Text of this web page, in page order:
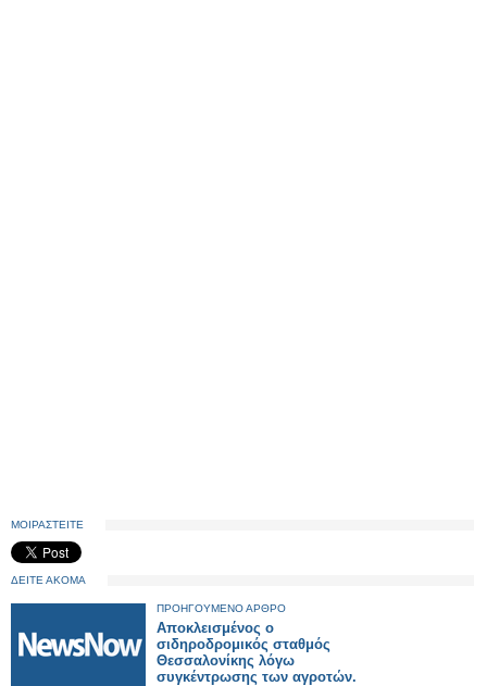
ΜΟΙΡΑΣΤΕΙΤΕ
ΔΕΙΤΕ ΑΚΟΜΑ
ΠΡΟΗΓΟΥΜΕΝΟ ΑΡΘΡΟ
Αποκλεισμένος ο
σιδηροδρομικός σταθμός
Θεσσαλονίκης λόγω
συγκέντρωσης των αγροτών.